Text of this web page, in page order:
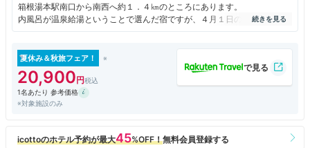
箱根湯本駅南口から南西へ約１．４㎞のところにあります。
内風呂が温泉給湯ということで選んだ宿ですが、４月１日の金曜日、４人
１部屋で一人１６，０００円強でした。
部屋は広い和室で、広縁や踏み込みを除いて１５畳あり、内風呂は円形の
青い陶器製のバスタブで雰囲気満点。
入りませんでしたが、大浴場も露天風呂があり、気持ちよさそうでした。
食事は夕朝食ともバイキングスタイルですが、バイキングではあまり見な
い珍しいメニューもあり、味も美味でとても良かったです。
う。
夏休み＆秋旅フェア！
20,900
1名あたり 参考価格
※対象施設のみ